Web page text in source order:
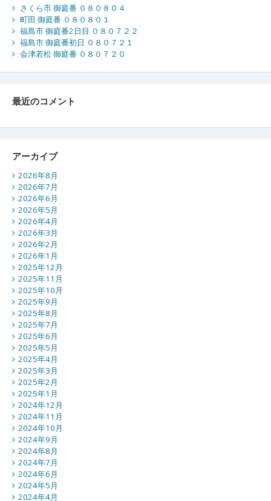
さくら市 御庭番 ０８０８０４
町田 御庭番 ０８０８０１
福島市 御庭番2日目 ０８０７２２
福島市 御庭番初日 ０８０７２１
会津若松 御庭番 ０８０７２０
最近のコメント
アーカイブ
2026年8月
2026年7月
2026年6月
2026年5月
2026年4月
2026年3月
2026年2月
2026年1月
2025年12月
2025年11月
2025年10月
2025年9月
2025年8月
2025年7月
2025年6月
2025年5月
2025年4月
2025年3月
2025年2月
2025年1月
2024年12月
2024年11月
2024年10月
2024年9月
2024年8月
2024年7月
2024年6月
2024年5月
2024年4月